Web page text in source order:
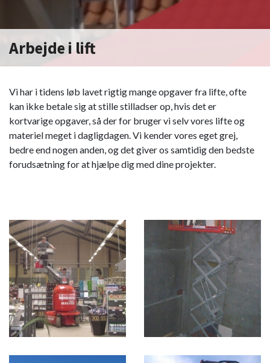
Arbejde i lift
Vi har i tidens løb lavet rigtig mange opgaver fra lifte, ofte
kan ikke betale sig at stille stilladser op, hvis det er
kortvarige opgaver, så der for bruger vi selv vores lifte og
materiel meget i dagligdagen. Vi kender vores eget grej,
bedre end nogen anden, og det giver os samtidig den bedste
forudsætning for at hjælpe dig med dine projekter.